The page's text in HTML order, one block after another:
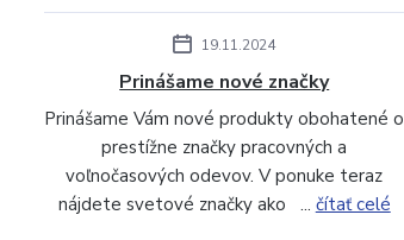
19.11.2024
Prinášame nové značky
Prinášame Vám nové produkty obohatené o
prestížne značky pracovných a
voľnočasových odevov. V ponuke teraz
nájdete svetové značky ako ... čítať celé